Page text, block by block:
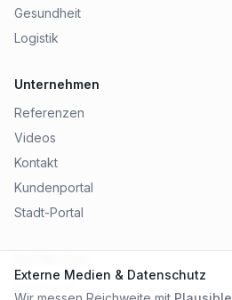
Gesundheit
Logistik
Unternehmen
Referenzen
Videos
Kontakt
Kundenportal
Stadt-Portal
Externe Medien & Datenschutz